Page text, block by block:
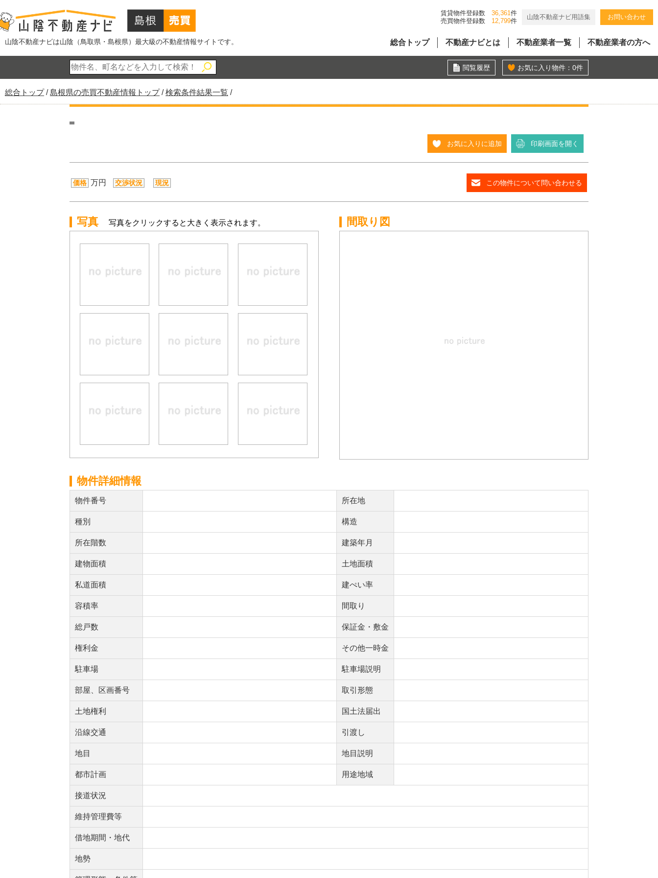
山陰不動産ナビは山陰（鳥取県・島根県）最大級の不動産情報サイトです。
賃貸物件登録数 36,361件
売買物件登録数
12,799件
山陰不動産ナビ用語集 お問い合わせ
総合トップ 不動産ナビとは 不動産業者一覧 不動産業者の方へ
閲覧履歴 お気に入り物件： 0件
現
在
総合トップ/島根県の売買不動産情報トップ/検索条件結果一覧 /
お気に入りに追加 印刷画面を開く
価格 万円 交渉状況 現況 この物件について問い合わせる
写真 写真をクリックすると大きく表示されます。 間取り図
物件詳細情報
物件番号 所在地
種別 構造
所在階数 建築年月
建物面積 土地面積
私道面積 建ぺい率
容積率 間取り
総戸数 保証金・敷金
権利金 その他一時金
駐車場 駐車場説明
部屋、区画番号 取引形態
土地権利 国土法届出
沿線交通 引渡し
地目 地目説明
都市計画 用途地域
接道状況
維持管理費等
借地期間・地代
地勢